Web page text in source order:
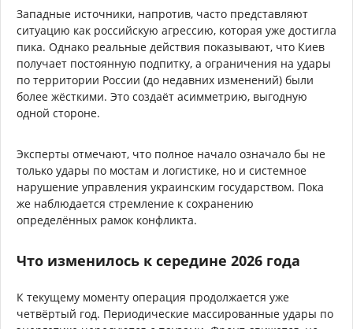
Западные источники, напротив, часто представляют
ситуацию как российскую агрессию, которая уже достигла
пика. Однако реальные действия показывают, что Киев
получает постоянную подпитку, а ограничения на удары
по территории России (до недавних изменений) были
более жёсткими. Это создаёт асимметрию, выгодную
одной стороне.
Эксперты отмечают, что полное начало означало бы не
только удары по мостам и логистике, но и системное
нарушение управления украинским государством. Пока
же наблюдается стремление к сохранению
определённых рамок конфликта.
Что изменилось к середине 2026 года
К текущему моменту операция продолжается уже
четвёртый год. Периодические массированные удары по